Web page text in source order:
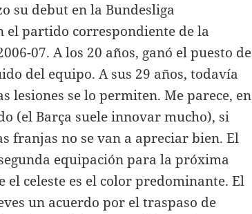
su debut en la Bundesliga
el partido correspondiente de la
07. A los 20 años, ganó el puesto de
del equipo. A sus 29 años, todavía
se lo permiten. Me parece, en
(el Barça suele innovar mucho), si
franjas no se van a apreciar bien. El
equipación para la próxima
el celeste es el color predominante. El
un acuerdo por el traspaso de